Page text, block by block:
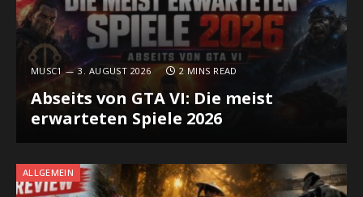
MUSC1 3. AUGUST 2026 2 MINS READ
Abseits von GTA VI: Die meist
erwarteten Spiele 2026
ALLGEMEIN